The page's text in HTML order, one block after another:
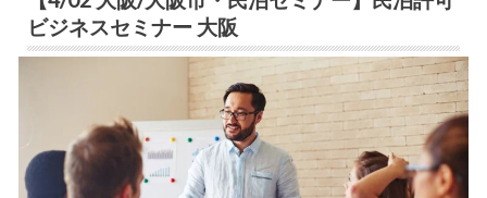
ビジネスセミナー 大阪